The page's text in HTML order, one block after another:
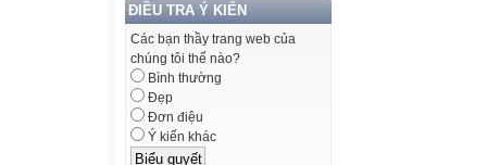
ĐIỀU TRA Ý KIẾN
Các bạn thầy trang web của
chúng tôi thế nào?
Bình thường
Đẹp
Đơn điệu
Ý kiến khác